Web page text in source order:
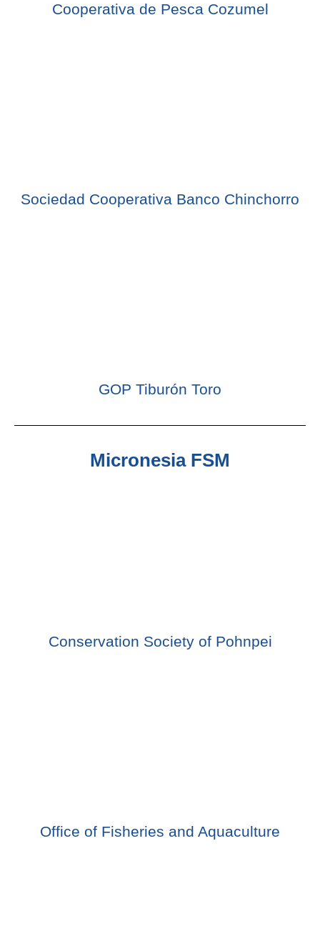
Cooperativa de Pesca Cozumel
Sociedad Cooperativa Banco Chinchorro
GOP Tiburón Toro
Micronesia FSM
Conservation Society of Pohnpei
Office of Fisheries and Aquaculture